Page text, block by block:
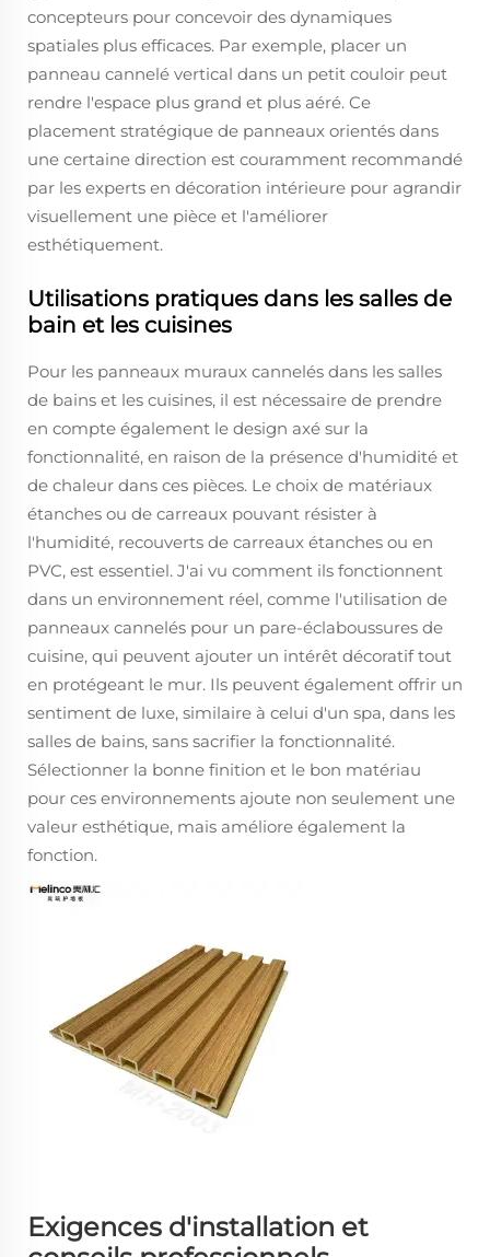
concepteurs pour concevoir des dynamiques
spatiales plus efficaces. Par exemple, placer un
panneau cannelé vertical dans un petit couloir peut
rendre l'espace plus grand et plus aéré. Ce
placement stratégique de panneaux orientés dans
une certaine direction est couramment recommandé
par les experts en décoration intérieure pour agrandir
visuellement une pièce et l'améliorer
esthétiquement.
Utilisations pratiques dans les salles de
bain et les cuisines
Pour les panneaux muraux cannelés dans les salles
de bains et les cuisines, il est nécessaire de prendre
en compte également le design axé sur la
fonctionnalité, en raison de la présence d'humidité et
de chaleur dans ces pièces. Le choix de matériaux
étanches ou de carreaux pouvant résister à
l'humidité, recouverts de carreaux étanches ou en
PVC, est essentiel. J'ai vu comment ils fonctionnent
dans un environnement réel, comme l'utilisation de
panneaux cannelés pour un pare-éclaboussures de
cuisine, qui peuvent ajouter un intérêt décoratif tout
en protégeant le mur. Ils peuvent également offrir un
sentiment de luxe, similaire à celui d'un spa, dans les
salles de bains, sans sacrifier la fonctionnalité.
Sélectionner la bonne finition et le bon matériau
pour ces environnements ajoute non seulement une
valeur esthétique, mais améliore également la
fonction.
Exigences d'installation et